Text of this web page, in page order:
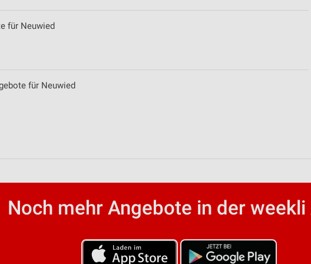
für Neuwied
für Neuwied
Noch mehr Angebote in der weekli